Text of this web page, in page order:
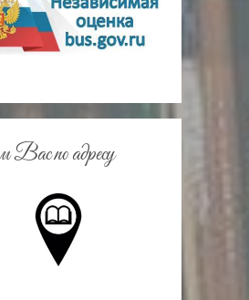
s
n
i
i
по адресу